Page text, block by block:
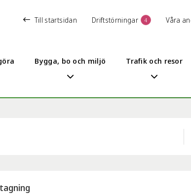
Till startsidan Driftstörningar 4 Våra
Bygga, bo och miljö Trafik och resor